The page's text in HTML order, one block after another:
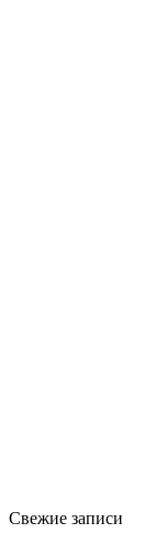
Свежие записи